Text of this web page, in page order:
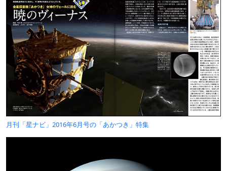
月刊「星ナビ」2016年6月号の「あかつき」特集